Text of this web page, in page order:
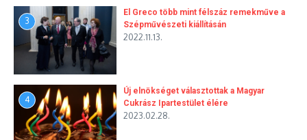
3
El Greco több mint félszáz remekműve a
Szépművészeti kiállításán
2022.11.13.
4
Új elnökséget választottak a Magyar
Cukrász Ipartestület élére
2023.02.28.